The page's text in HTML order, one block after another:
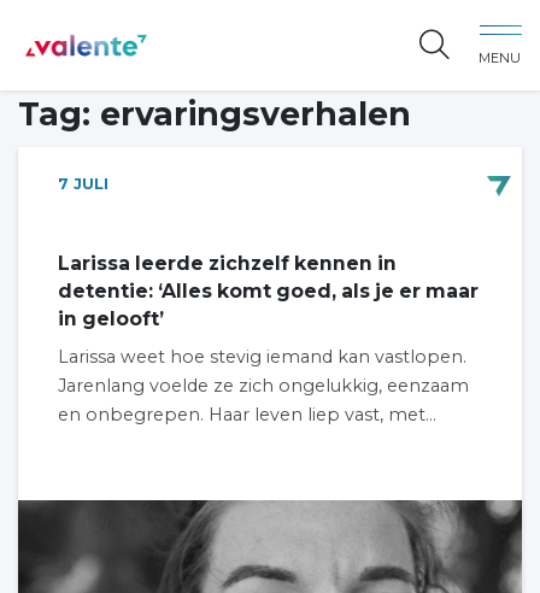
MENU
Tag: ervaringsverhalen
7 JULI
Larissa leerde zichzelf kennen in
detentie: ‘Alles komt goed, als je er maar
in gelooft’
Larissa weet hoe stevig iemand kan vastlopen.
Jarenlang voelde ze zich ongelukkig, eenzaam
en onbegrepen. Haar leven liep vast, met...